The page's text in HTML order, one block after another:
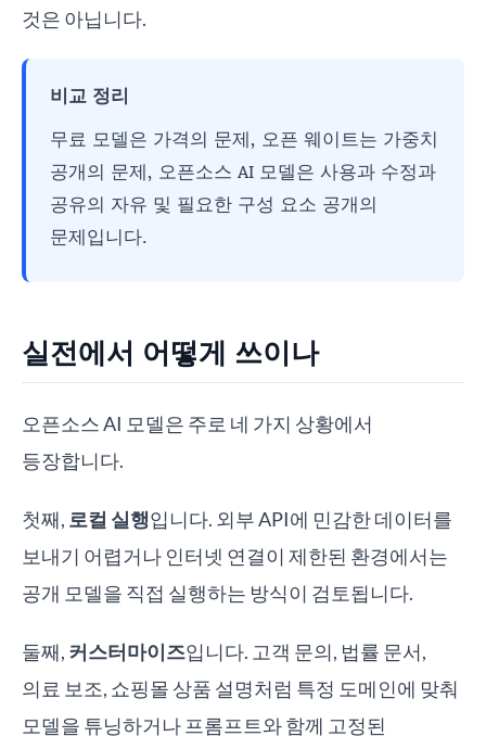
것은 아닙니다.
비교 정리
무료 모델은 가격의 문제, 오픈 웨이트는 가중치
공개의 문제, 오픈소스 AI 모델은 사용과 수정과
공유의 자유 및 필요한 구성 요소 공개의
문제입니다.
실전에서 어떻게 쓰이나
오픈소스 AI 모델은 주로 네 가지 상황에서
등장합니다.
첫째, 로컬 실행입니다. 외부 API에 민감한 데이터를
보내기 어렵거나 인터넷 연결이 제한된 환경에서는
공개 모델을 직접 실행하는 방식이 검토됩니다.
둘째, 커스터마이즈입니다. 고객 문의, 법률 문서,
의료 보조, 쇼핑몰 상품 설명처럼 특정 도메인에 맞춰
모델을 튜닝하거나 프롬프트와 함께 고정된